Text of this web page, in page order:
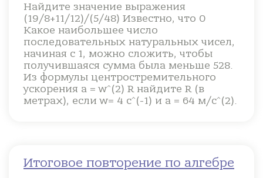
Найдите значение выражения
(19/8+11/12)/(5/48) Известно, что 0
Какое наибольшее число
последовательных натуральных чисел,
начиная с 1, можно сложить, чтобы
получившаяся сумма была меньше 528.
Из формулы центростремительного
ускорения a = w^(2) R найдите R (в
метрах), если w= 4 с^(-1) и a = 64 м/с^(2).
Итоговое повторение по алгебре